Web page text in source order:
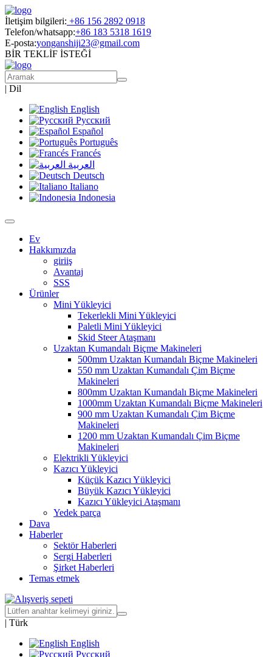
İletişim bilgileri: +86 156 2892 0918
Telefon/whatsapp:+86 183 5318 1619
E-posta:yonganshiji23@gmail.com
BİR TEKLİF İSTEĞİ
| Dil
English
Русский
Español
Português
Francés
العربية
Deutsch
Italiano
Indonesia
Ev
Hakkımızda
giriiş
Avantaj
SSS
Ürünler
Mini Yükleyici
Tekerlekli Mini Yükleyici
Paletli Mini Yükleyici
Skid Steer Ataşmanı
Uzaktan Kumandalı Biçme Makineleri
500mm Uzaktan Kumandalı Biçme Makineleri
550 mm Uzaktan Kumandalı Çim Biçme
Makineleri
800mm Uzaktan Kumandalı Biçme Makineleri
1000mm Uzaktan Kumandalı Biçme Makineleri
900 mm Uzaktan Kumandalı Çim Biçme
Makineleri
1200 mm Uzaktan Kumandalı Çim Biçme
Makineleri
Elektrikli Yükleyici
Kazıcı Yükleyici
Küçük Kazıcı Yükleyici
Büyük Kazıcı Yükleyici
Kazıcı Yükleyici Ataşmanı
Yedek parça
Dava
Haberler
Sektör Haberleri
Sergi Haberleri
Şirket Haberleri
Temas etmek
| Türk
English
Русский